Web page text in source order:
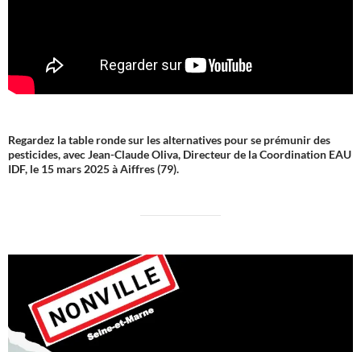
Regardez la table ronde sur les alternatives pour se prémunir des
pesticides, avec Jean-Claude Oliva, Directeur de la Coordination EAU
IDF, le 15 mars 2025 à Aiffres (79).